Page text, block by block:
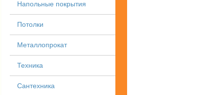
Напольные покрытия
Потолки
Металлопрокат
Техника
Сантехника